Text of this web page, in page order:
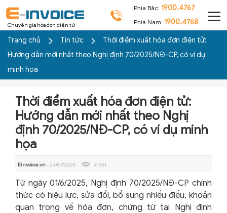
Chuyên gia hóa đơn điện tử
Phía Bắc: 1900.4767
Phía Nam: 1900.4768
Trang chủ Tin tức
Thời điểm xuất hóa đơn điện tử:
Hướng dẫn mới nhất theo Nghị định 70/2025/NĐ-CP, có ví dụ
minh họa
Thời điểm xuất hóa đơn điện tử:
Hướng dẫn mới nhất theo Nghị
định 70/2025/NĐ-CP, có ví dụ minh
họa
Einvoice.vn- 24/07/2025 41361
Từ ngày 01/6/2025, Nghị định 70/2025/NĐ-CP chính
thức có hiệu lực, sửa đổi, bổ sung nhiều điều, khoản
quan trọng về hóa đơn, chứng từ tại Nghị định